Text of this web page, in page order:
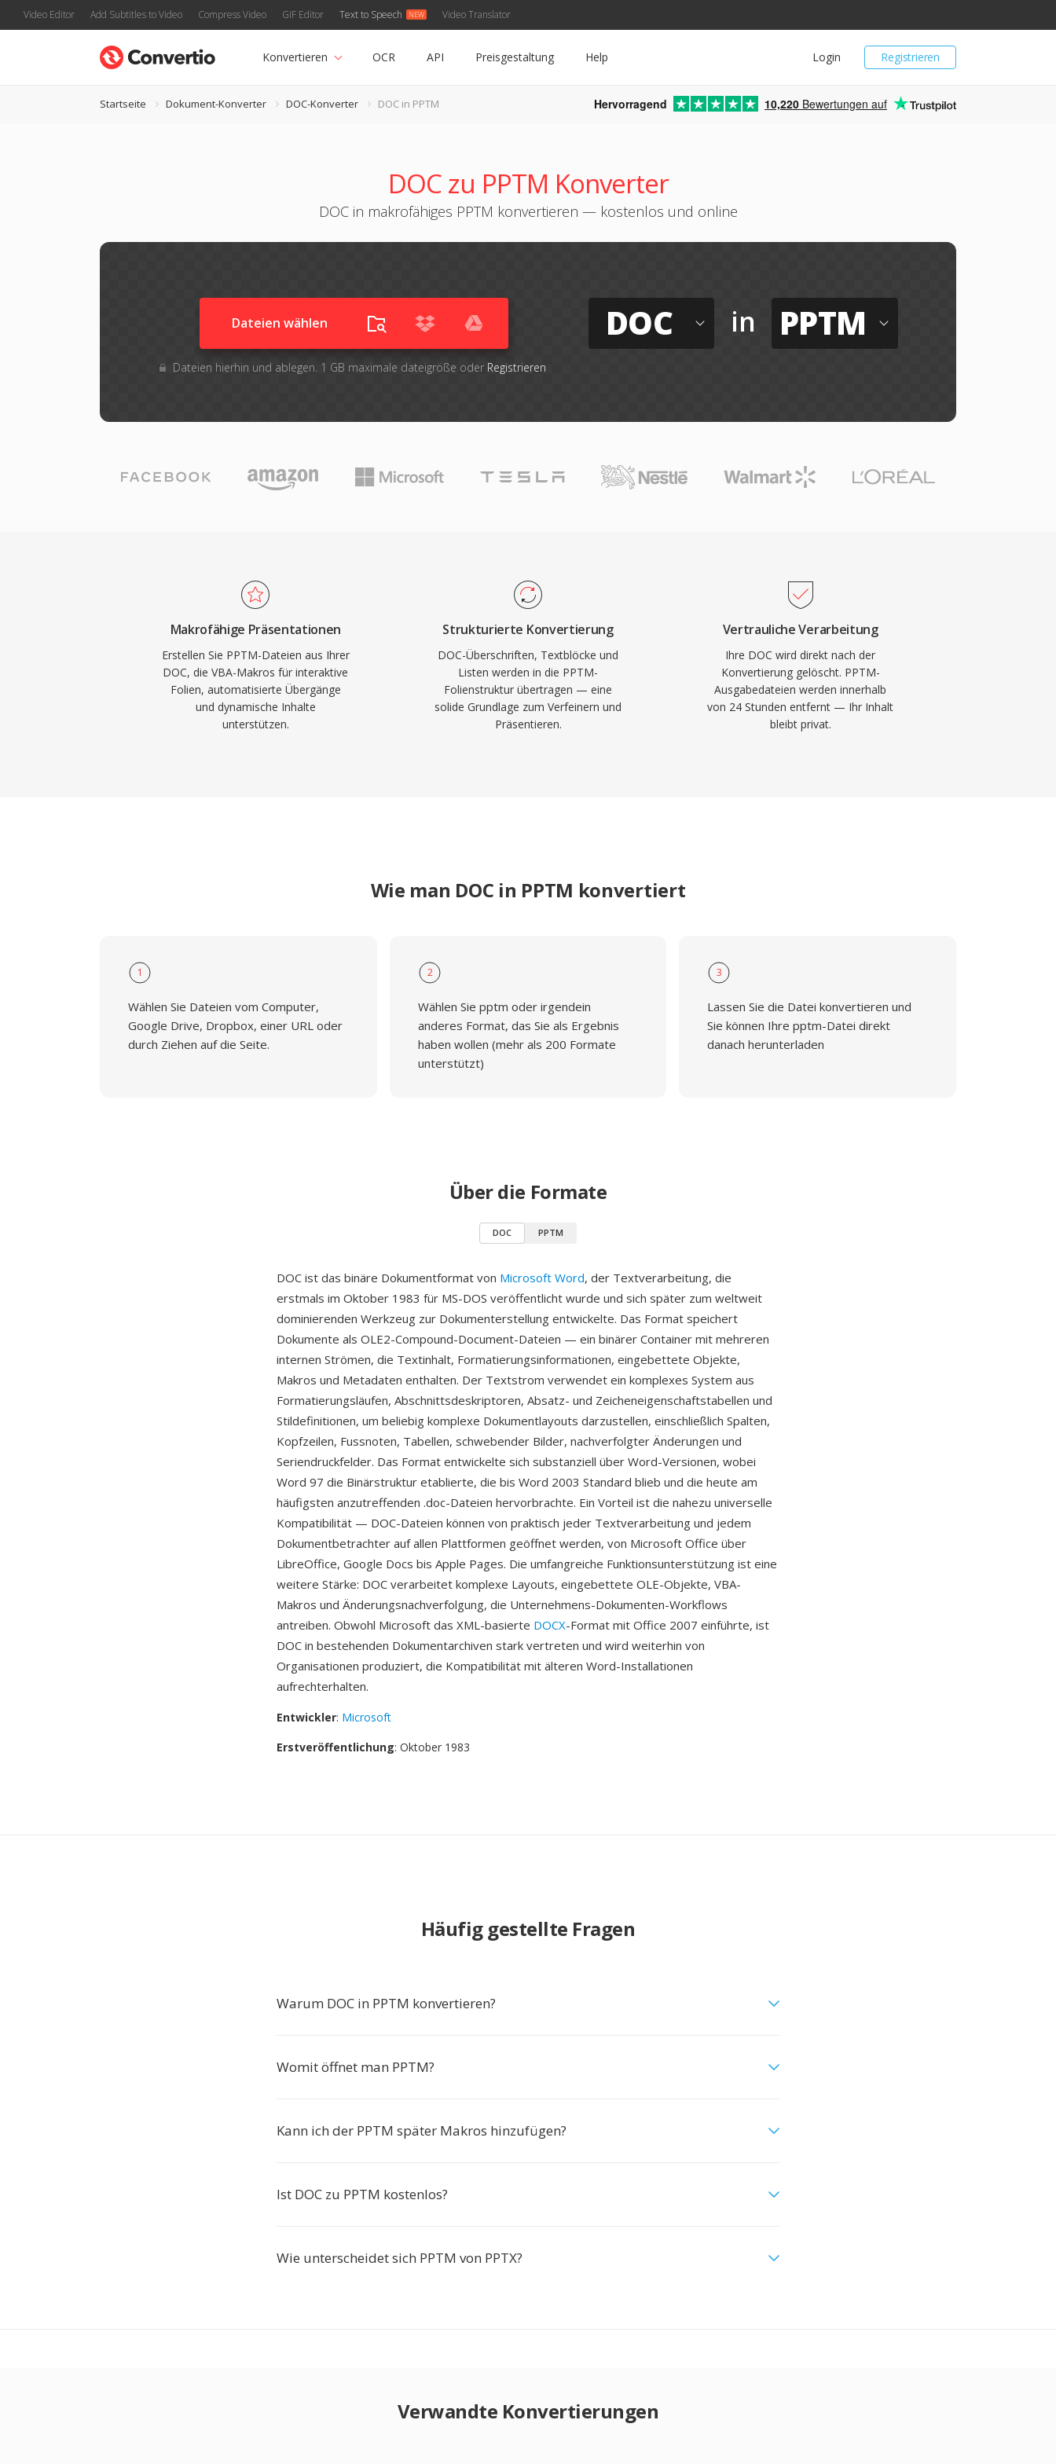
Video Editor Add Subtitles to Video Compress Video GIF Editor Text to Speech Video Translator
Registrieren
Login
Konvertieren OCR API Preisgestaltung Help
Startseite Dokument-Konverter DOC-Konverter DOC in PPTM Hervorragend 10,220 Bewertungen auf
DOC zu PPTM Konverter
DOC in makrofähiges PPTM konvertieren — kostenlos und online
Dateien wählen
Dateien hierhin und ablegen. 1 GB maximale dateigröße oder Registrieren
DOC in PPTM
Makrofähige Präsentationen
Erstellen Sie PPTM-Dateien aus Ihrer
DOC, die VBA-Makros für interaktive
Folien, automatisierte Übergänge
und dynamische Inhalte
unterstützen.
Strukturierte Konvertierung
DOC-Überschriften, Textblöcke und
Listen werden in die PPTM-
Folienstruktur übertragen — eine
solide Grundlage zum Verfeinern und
Präsentieren.
Vertrauliche Verarbeitung
Ihre DOC wird direkt nach der
Konvertierung gelöscht. PPTM-
Ausgabedateien werden innerhalb
von 24 Stunden entfernt — Ihr Inhalt
bleibt privat.
Wie man DOC in PPTM konvertiert
1
Wählen Sie Dateien vom Computer,
Google Drive, Dropbox, einer URL oder
durch Ziehen auf die Seite.
2
Wählen Sie pptm oder irgendein
anderes Format, das Sie als Ergebnis
haben wollen (mehr als 200 Formate
unterstützt)
3
Lassen Sie die Datei konvertieren und
Sie können Ihre pptm-Datei direkt
danach herunterladen
Über die Formate
DOC PPTM
DOC ist das binäre Dokumentformat von Microsoft Word, der Textverarbeitung, die
erstmals im Oktober 1983 für MS-DOS veröffentlicht wurde und sich später zum weltweit
dominierenden Werkzeug zur Dokumenterstellung entwickelte. Das Format speichert
Dokumente als OLE2-Compound-Document-Dateien — ein binärer Container mit mehreren
internen Strömen, die Textinhalt, Formatierungsinformationen, eingebettete Objekte,
Makros und Metadaten enthalten. Der Textstrom verwendet ein komplexes System aus
Formatierungsläufen, Abschnittsdeskriptoren, Absatz- und Zeicheneigenschaftstabellen und
Stildefinitionen, um beliebig komplexe Dokumentlayouts darzustellen, einschließlich Spalten,
Kopfzeilen, Fussnoten, Tabellen, schwebender Bilder, nachverfolgter Änderungen und
Seriendruckfelder. Das Format entwickelte sich substanziell über Word-Versionen, wobei
Word 97 die Binärstruktur etablierte, die bis Word 2003 Standard blieb und die heute am
häufigsten anzutreffenden .doc-Dateien hervorbrachte. Ein Vorteil ist die nahezu universelle
Kompatibilität — DOC-Dateien können von praktisch jeder Textverarbeitung und jedem
Dokumentbetrachter auf allen Plattformen geöffnet werden, von Microsoft Office über
LibreOffice, Google Docs bis Apple Pages. Die umfangreiche Funktionsunterstützung ist eine
weitere Stärke: DOC verarbeitet komplexe Layouts, eingebettete OLE-Objekte, VBA-
Makros und Änderungsnachverfolgung, die Unternehmens-Dokumenten-Workflows
antreiben. Obwohl Microsoft das XML-basierte DOCX-Format mit Office 2007 einführte, ist
DOC in bestehenden Dokumentarchiven stark vertreten und wird weiterhin von
Organisationen produziert, die Kompatibilität mit älteren Word-Installationen
aufrechterhalten.
Entwickler: Microsoft
Erstveröffentlichung: Oktober 1983
Häufig gestellte Fragen
Warum DOC in PPTM konvertieren?
Womit öffnet man PPTM?
Kann ich der PPTM später Makros hinzufügen?
Ist DOC zu PPTM kostenlos?
Wie unterscheidet sich PPTM von PPTX?
Verwandte Konvertierungen